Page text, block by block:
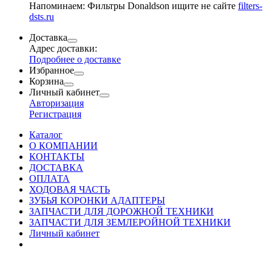
Напоминаем: Фильтры Donaldson ищите не сайте filters-
dsts.ru
Доставка
Адрес доставки:
Подробнее о доставке
Избранное
Корзина
Личный кабинет
Авторизация
Регистрация
Каталог
О КОМПАНИИ
КОНТАКТЫ
ДОСТАВКА
ОПЛАТА
ХОДОВАЯ ЧАСТЬ
ЗУБЬЯ КОРОНКИ АДАПТЕРЫ
ЗАПЧАСТИ ДЛЯ ДОРОЖНОЙ ТЕХНИКИ
ЗАПЧАСТИ ДЛЯ ЗЕМЛЕРОЙНОЙ ТЕХНИКИ
Личный кабинет